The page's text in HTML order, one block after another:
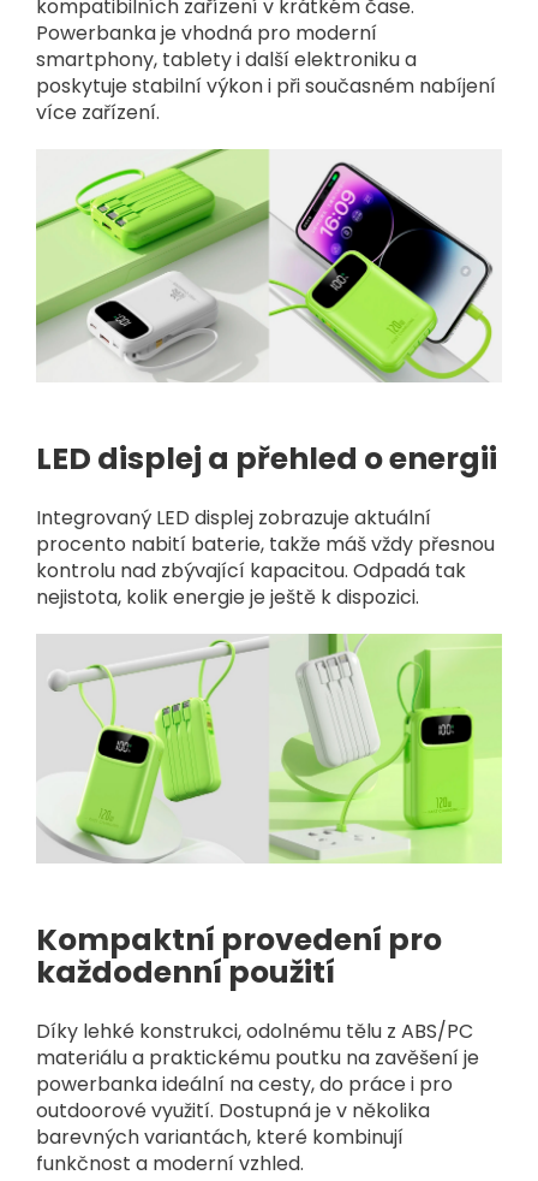
kompatibilních zařízení v krátkém čase.
Powerbanka je vhodná pro moderní
smartphony, tablety i další elektroniku a
poskytuje stabilní výkon i při současném nabíjení
více zařízení.
LED displej a přehled o energii
Integrovaný LED displej zobrazuje aktuální
procento nabití baterie, takže máš vždy přesnou
kontrolu nad zbývající kapacitou. Odpadá tak
nejistota, kolik energie je ještě k dispozici.
Kompaktní provedení pro
každodenní použití
Díky lehké konstrukci, odolnému tělu z ABS/PC
materiálu a praktickému poutku na zavěšení je
powerbanka ideální na cesty, do práce i pro
outdoorové využití. Dostupná je v několika
barevných variantách, které kombinují
funkčnost a moderní vzhled.